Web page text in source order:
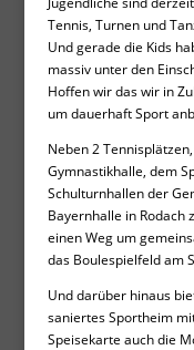
Tennis, Turnen und
Und gerade die Kids
massiv unter den
Hoffen wir das wir in
um dauerhaft Sport
Neben 2
Gymnastikhalle, dem
Schulturnhallen der
Bayernhalle in Rodach
einen Weg um
das Boulespielfeld am
Und darüber hinaus
saniertes Sportheim
Speisekarte auch die